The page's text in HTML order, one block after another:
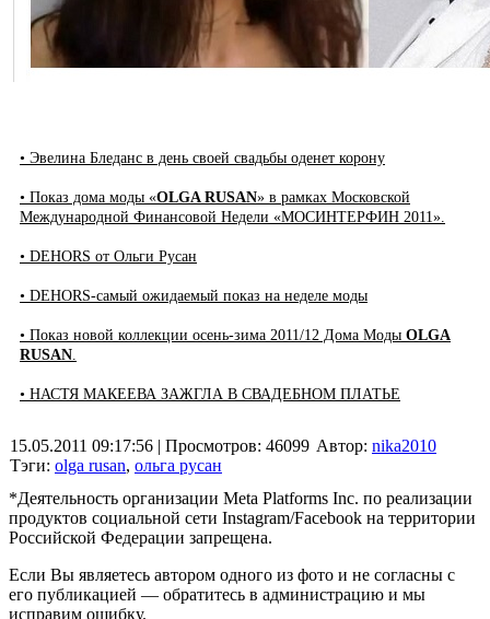
• Эвелина Бледанс в день своей свадьбы оденет корону
• Показ дома моды «OLGA RUSAN» в рамках Московской
Международной Финансовой Недели «МОСИНТЕРФИН 2011».
• DEHORS от Ольги Русан
• DEHORS-самый ожидаемый показ на неделе моды
• Показ новой коллекции осень-зима 2011/12 Дома Моды OLGA
RUSAN
• НАСТЯ МАКЕЕВА ЗАЖГЛА В СВАДЕБНОМ ПЛАТЬЕ
15.05.2011 09:17:56 | Просмотров: 46099
Тэги: olga rusan, ольга русан
Автор: nika2010
*Деятельность организации Meta Platforms Inc. по реализации
продуктов социальной сети Instagram/Facebook на территории
Российской Федерации запрещена.
Если Вы являетесь автором одного из фото и не согласны с
его публикацией — обратитесь в администрацию и мы
исправим ошибку.